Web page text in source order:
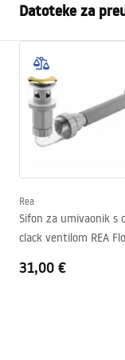
Materijal
Boja
Završetak
Duljina
Širina
Visina
Oblik
Otvor za slavinu
Datoteke za
Montažne
Deklaracja
Rea
Sifon za umivaonik s
clack ventilom REA
31,00 €